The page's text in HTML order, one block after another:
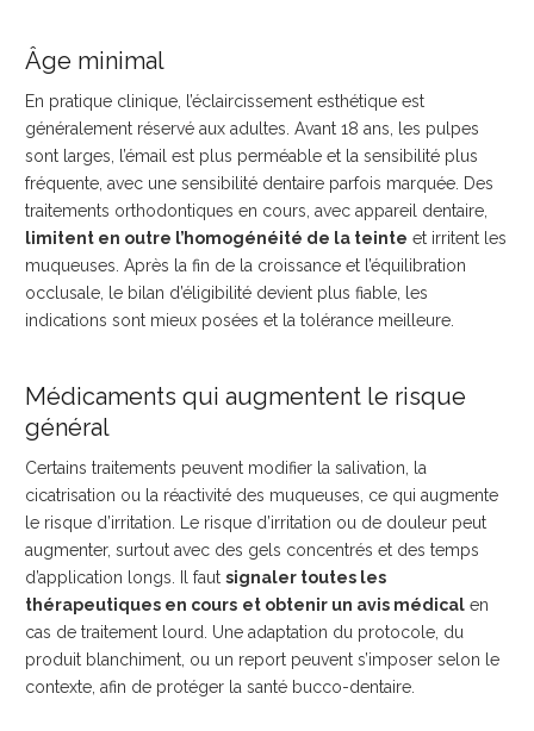
Âge minimal
En pratique clinique, l’éclaircissement esthétique est
généralement réservé aux adultes. Avant 18 ans, les pulpes
sont larges, l’émail est plus perméable et la sensibilité plus
fréquente, avec une sensibilité dentaire parfois marquée. Des
traitements orthodontiques en cours, avec appareil dentaire,
limitent en outre l’homogénéité de la teinte et irritent les
muqueuses. Après la fin de la croissance et l’équilibration
occlusale, le bilan d’éligibilité devient plus fiable, les
indications sont mieux posées et la tolérance meilleure.
Médicaments qui augmentent le risque
général
Certains traitements peuvent modifier la salivation, la
cicatrisation ou la réactivité des muqueuses, ce qui augmente
le risque d’irritation. Le risque d’irritation ou de douleur peut
augmenter, surtout avec des gels concentrés et des temps
d’application longs. Il faut signaler toutes les
thérapeutiques en cours et obtenir un avis médical en
cas de traitement lourd. Une adaptation du protocole, du
produit blanchiment, ou un report peuvent s’imposer selon le
contexte, afin de protéger la santé bucco-dentaire.